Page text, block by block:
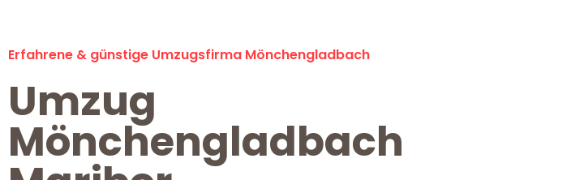
Erfahrene & günstige Umzugsfirma Mönchengladbach
Umzug
Mönchengladbach